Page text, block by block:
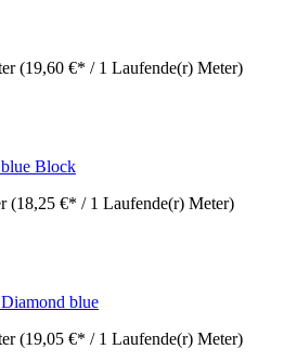
(19,60 €* / 1 Laufende(r) Meter)
Block
(18,25 €* / 1 Laufende(r) Meter)
blue
(19,05 €* / 1 Laufende(r) Meter)